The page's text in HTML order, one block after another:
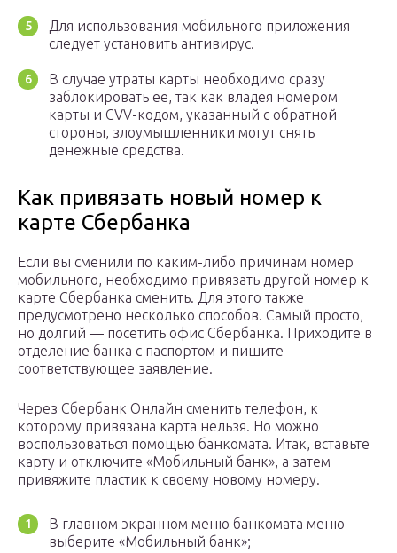
Для использования мобильного приложения
следует установить антивирус.
В случае утраты карты необходимо сразу
заблокировать ее, так как владея номером
карты и CVV-кодом, указанный с обратной
стороны, злоумышленники могут снять
денежные средства.
Как привязать новый номер к
карте Сбербанка
Если вы сменили по каким-либо причинам номер
мобильного, необходимо привязать другой номер к
карте Сбербанка сменить. Для этого также
предусмотрено несколько способов. Самый просто,
но долгий — посетить офис Сбербанка. Приходите в
отделение банка с паспортом и пишите
соответствующее заявление.
Через Сбербанк Онлайн сменить телефон, к
которому привязана карта нельзя. Но можно
воспользоваться помощью банкомата. Итак, вставьте
карту и отключите «Мобильный банк», а затем
привяжите пластик к своему новому номеру.
В главном экранном меню банкомата меню
выберите «Мобильный банк»;